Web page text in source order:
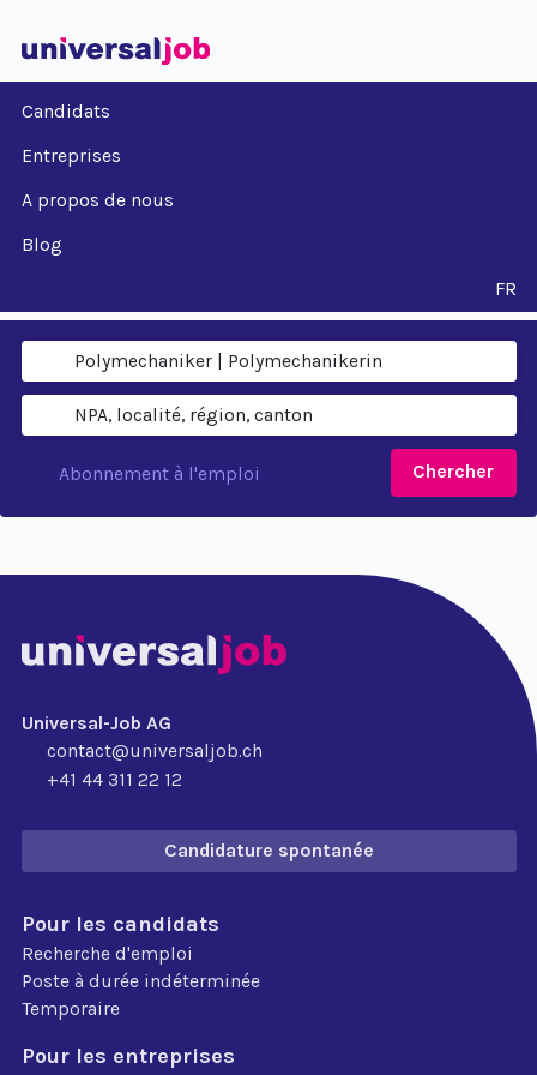
Candidats
Entreprises
A propos de nous
Blog
FR
Chercher
Abonnement à l'emploi
Universal-Job AG
contact@universaljob.ch
+41 44 311 22 12
Candidature spontanée
Pour les candidats
Recherche d'emploi
Poste à durée indéterminée
Temporaire
Pour les entreprises